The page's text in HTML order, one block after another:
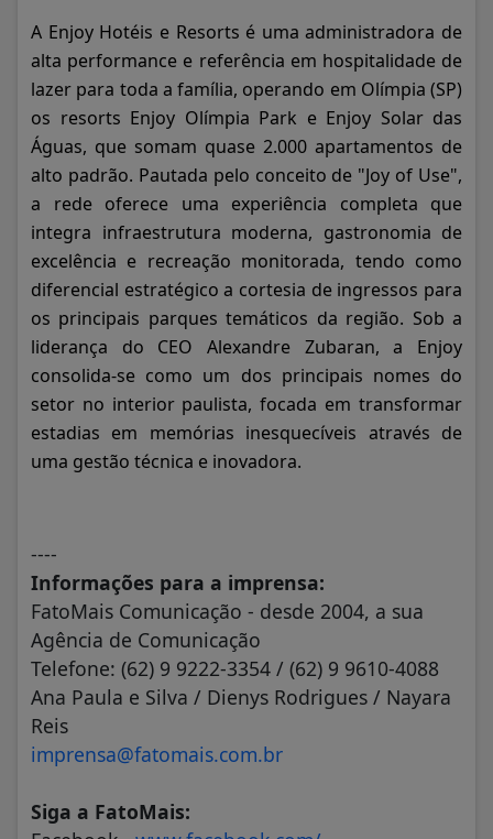
A Enjoy Hotéis e Resorts é uma administradora de
alta performance e referência em hospitalidade de
lazer para toda a família, operando em Olímpia (SP)
os resorts Enjoy Olímpia Park e Enjoy Solar das
Águas, que somam quase 2.000 apartamentos de
alto padrão. Pautada pelo conceito de "Joy of Use",
a rede oferece uma experiência completa que
integra infraestrutura moderna, gastronomia de
excelência e recreação monitorada, tendo como
diferencial estratégico a cortesia de ingressos para
os principais parques temáticos da região. Sob a
liderança do CEO Alexandre Zubaran, a Enjoy
consolida-se como um dos principais nomes do
setor no interior paulista, focada em transformar
estadias em memórias inesquecíveis através de
uma gestão técnica e inovadora.
----
Informações para a imprensa:
FatoMais Comunicação - desde 2004, a sua
Agência de Comunicação
Telefone: (62) 9 9222-3354 / (62) 9 9610-4088
Ana Paula e Silva / Dienys Rodrigues / Nayara
Reis
imprensa@fatomais.com.br
Siga a FatoMais: